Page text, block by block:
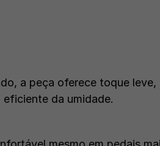
a peça oferece toque leve,
da umidade.